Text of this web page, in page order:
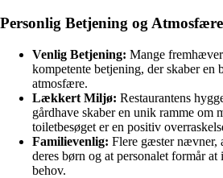
Personlig Betjening og Atmosfære
Venlig Betjening: Mange
kompetente betjening, der skaber en
atmosfære.
Lækkert Miljø: Restaurantens
gårdhave skaber en unik ramme om
toiletbesøget er en positiv
Familievenlig: Flere gæster nævner,
deres børn og at personalet formår
behov.